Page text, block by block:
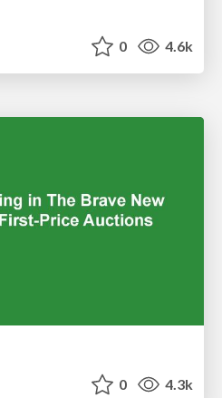
0 4.6k
0 4.3k